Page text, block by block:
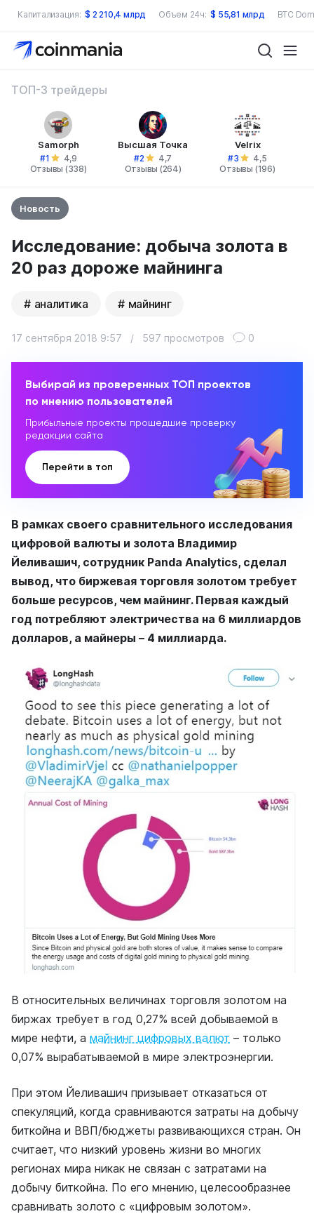
Капитализация: $ 2 210,4 млрд Объем 24ч: $ 55,81 млрд BTC
ТОП-3 трейдеры
Samorph
#1
4,9
Отзывы (338)
Высшая Точка
#2
4,7
Отзывы (264)
Velrix
#3
4,5
Отзывы (196)
Новость
Исследование: добыча золота в
20 раз дороже майнинга
аналитика майнинг
17 сентября 2018 9:57 / 597 просмотров 0
Выбирай из проверенных ТОП проектов
по мнению пользователей
Прибыльные проекты прошедшие проверку
редакции сайта
Перейти в топ
В рамках своего сравнительного исследования
цифровой валюты и золота Владимир
Йеливашич, сотрудник Panda Analytics, сделал
вывод, что биржевая торговля золотом требует
больше ресурсов, чем майнинг. Первая каждый
год потребляют электричества на 6 миллиардов
долларов, а майнеры – 4 миллиарда.
В относительных величинах торговля золотом на
биржах требует в год 0,27% всей добываемой в
мире нефти, а майнинг цифровых валют – только
0,07% вырабатываемой в мире электроэнергии.
При этом Йеливашич призывает отказаться от
спекуляций, когда сравниваются затраты на добычу
биткойна и ВВП/бюджеты развивающихся стран. Он
считает, что низкий уровень жизни во многих
регионах мира никак не связан с затратами на
добычу биткойна. По его мнению, целесообразнее
сравнивать золото с «цифровым золотом».